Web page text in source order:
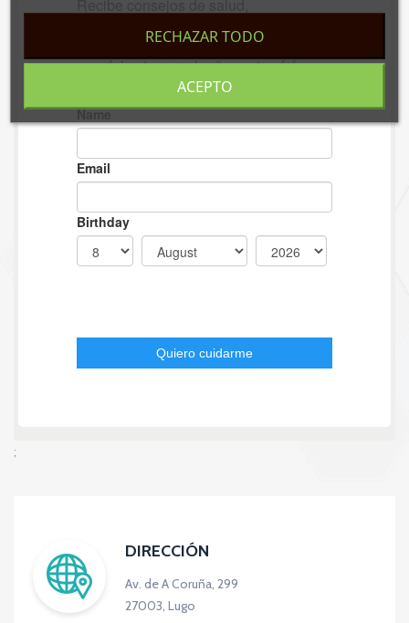
;
DIRECCIÓN
Av. de A Coruña, 299
27003, Lugo
RECHAZAR TODO
ACEPTO